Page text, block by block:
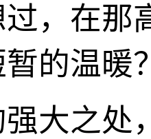
，在那
的温暖
大之处